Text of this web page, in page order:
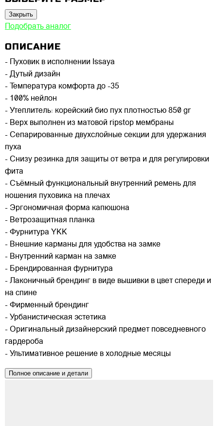
Закрыть
Подобрать аналог
ОПИСАНИЕ
- Пуховик в исполнении Issaya
- Дутый дизайн
- Температура комфорта до -35
- 100% нейлон
- Утеплитель: корейский био пух плотностью 850 gr
- Верх выполнен из матовой ripstop мембраны
- Сепарированные двухслойные секции для удержания
пуха
- Снизу резинка для защиты от ветра и для регулировки
фита
- Съёмный функциональный внутренний ремень для
ношения пуховика на плечах
- Эргономичная форма капюшона
- Ветрозащитная планка
- Фурнитура YKK
- Внешние карманы для удобства на замке
- Внутренний карман на замке
- Брендированная фурнитура
- Лаконичный брендинг в виде вышивки в цвет спереди и
на спине
- Фирменный брендинг
- Урбанистическая эстетика
- Оригинальный дизайнерский предмет повседневного
гардероба
- Ультимативное решение в холодные месяцы
Полное описание и детали